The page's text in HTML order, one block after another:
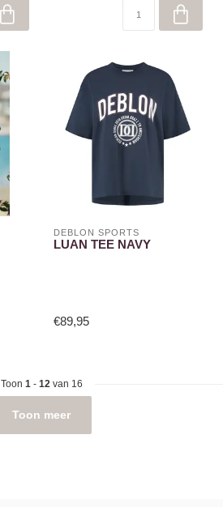
DEBLON SPORTS
LUAN TEE NAVY
€89,95
Toon 1- 12van 16
Toon meer